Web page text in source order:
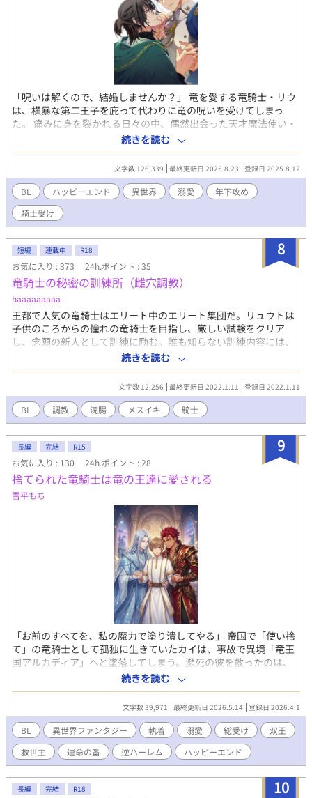
「呪いは解くので、結婚しませんか？」 竜を愛する竜騎士・リウ
は、横暴な第二王子を庇って代わりに竜の呪いを受けてしまっ
た。 痛みに身を裂かれる日々の中、偶然出会った天才魔法使い・
ラーゴが痛みを魔法で解消してくれた上、解呪を手伝ってくれる
という。 だがその条件は「ラーゴと結婚すること」――。 初対面
から好意を抱かれる理由は分からないものの、竜騎士の死は竜の
死だ。魔法使い・ラーゴの提案に飛びつき、偽りの婚約者となる
リウだったが――。
続きを読む
文字数 126,339 最終更新日 2025.8.23 登録日 2025.8.12
BL ハッピーエンド 異世界 溺愛
年下攻め
騎士受け
8
短編 連載中 R18
お気に入り : 373 24h.ポイント : 35
竜騎士の秘密の訓練所（雌穴調教）
haaaaaaaaa
王都で人気の竜騎士はエリート中のエリート集団だ。リュウトは
子供のころからの憧れの竜騎士を目指し、厳しい試験をクリア
し、念願の新人として訓練に励む。誰も知らない訓練内容には、
ドラゴンに乗るためと言われなぜか毎日浣腸をしないといけな
い。段々訓練内容は厳しくなり、前立腺を覚えさせられメスイキ
を強いられる。リュウトはなぜこんな訓練が必要なのか疑問に感
じるが、その真相は。
続きを読む
文字数 12,256 最終更新日 2022.1.11 登録日 2022.1.11
BL 調教 浣腸 メスイキ 騎士
9
長編 完結 R15
お気に入り : 130 24h.ポイント : 28
捨てられた竜騎士は竜の王達に愛される
雪平もち
「お前のすべてを、私の魔力で塗り潰してやる」 帝国で「使い捨
て」の竜騎士として孤独に生きていたカイは、事故で異境「竜王
国アルカディア」へと墜落してしまう。瀕死の彼を救ったのは、
禁忌の秘薬と、冷徹な美貌を持つ水竜王セリアスの濃密な魔力だ
った。 不運にも竜王の「番（つがい）」としての刻印を刻まれた
カイ。さらには、荒々しい雷竜王ガイルまでもがカイの清らかな
力に惹かれ、強引に自らの紋章を重ねてしまう。 二柱の王による
執着と過保護な愛に戸惑うカイだったが、彼には国全体の魔力暴
走を鎮める「調和」の力があることが判明し、救世主として崇め
られることに。 孤独だった青年が、二人の王に奪い合われ、身も
心もとろかされていく――。 甘く激しい、異世界溺愛ファンタジ
ー。
続きを読む
文字数 39,971 最終更新日 2026.5.14 登録日 2026.4.1
BL 異世界ファンタジー 執着 溺愛 総受け
双王
救世主
運命の番 逆ハーレム ハッピーエンド
10
長編 完結 R18